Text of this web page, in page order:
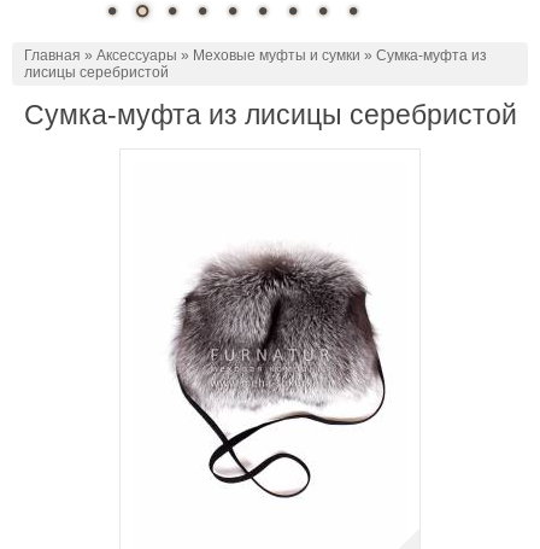
Главная » Аксессуары » Меховые муфты и сумки » Сумка-муфта из
лисицы серебристой
Сумка-муфта из лисицы серебристой